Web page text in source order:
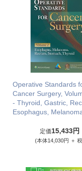
Operative Standards
Cancer Surgery,
- Thyroid, Gastric,
Esophagus,
定価15,433円
(本体14,030円 ＋